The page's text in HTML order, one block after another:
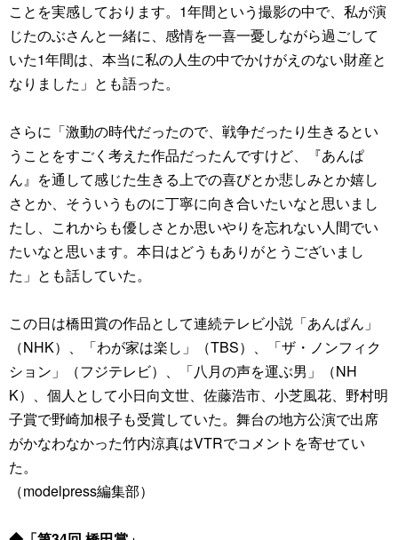
ことを実感しております。1年間という撮影の中で、私が演
じたのぶさんと一緒に、感情を一喜一憂しながら過ごして
いた1年間は、本当に私の人生の中でかけがえのない財産と
なりました」とも語った。
さらに「激動の時代だったので、戦争だったり生きるとい
うことをすごく考えた作品だったんですけど、『あんぱ
ん』を通して感じた生きる上での喜びとか悲しみとか嬉し
さとか、そういうものに丁寧に向き合いたいなと思いまし
たし、これからも優しさとか思いやりを忘れない人間でい
たいなと思います。本日はどうもありがとうございまし
た」とも話していた。
この日は橋田賞の作品として連続テレビ小説「あんぱん」
（NHK）、「わが家は楽し」（TBS）、「ザ・ノンフィク
ション」（フジテレビ）、「八月の声を運ぶ男」（NH
K）、個人として小日向文世、佐藤浩市、小芝風花、野村明
子賞で野崎加根子も受賞していた。舞台の地方公演で出席
がかなわなかった竹内涼真はVTRでコメントを寄せてい
た。
（modelpress編集部）